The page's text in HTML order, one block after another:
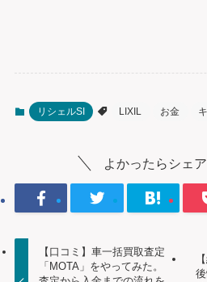
リシェルSI LIXIL お金
よかったらシェ
【口コミ】車一括買取査定
「MOTA」をやってみた。